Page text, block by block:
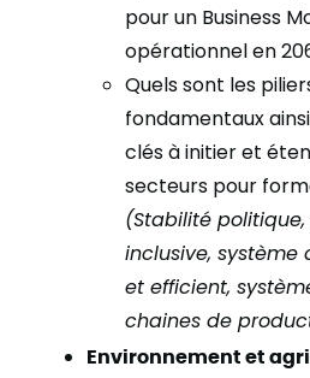
pour un Business
opérationnel en
Quels sont les
fondamentaux
clés à initier et
secteurs pour
(Stabilité
inclusive,
et efficient,
chaines de
Environnement et